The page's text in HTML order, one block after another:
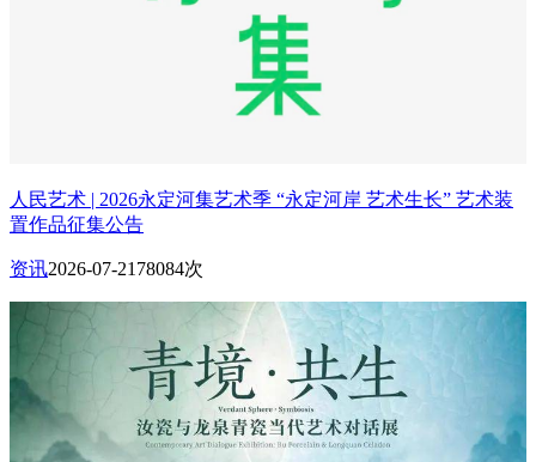
人民艺术 | 2026永定河集艺术季 “永定河岸 艺术生长” 艺术装
置作品征集公告
资讯2026-07-21 78084次